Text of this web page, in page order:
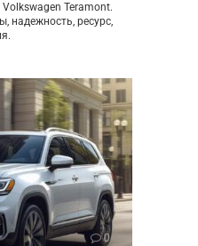
Teramont.
надежность, ресурс,
0